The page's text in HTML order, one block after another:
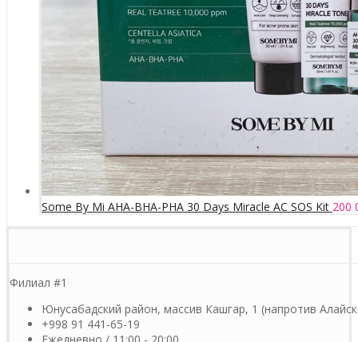
Some By Mi AHA-BHA-PHA 30 Days Miracle AC SOS Kit 200
Филиал #1
Юнусабадский район, массив Кашгар, 1 (напротив
+998 91 441-65-19